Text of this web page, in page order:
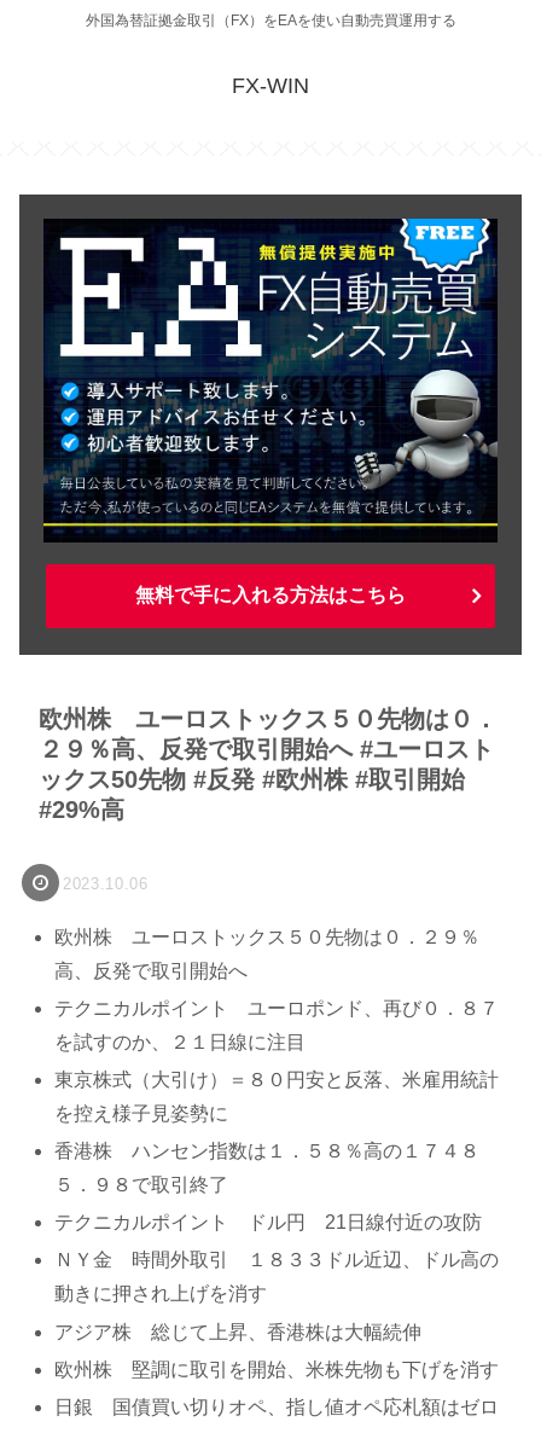
外国為替証拠金取引（FX）をEAを使い自動売買運用する
FX-WIN
無料で手に入れる方法はこちら
欧州株 ユーロストックス５０先物は０．
２９％高、反発で取引開始へ #ユーロスト
ックス50先物 #反発 #欧州株 #取引開始
#29%高
2023.10.06
欧州株 ユーロストックス５０先物は０．２９％
高、反発で取引開始へ
テクニカルポイント ユーロポンド、再び０．８７
を試すのか、２１日線に注目
東京株式（大引け）＝８０円安と反落、米雇用統計
を控え様子見姿勢に
香港株 ハンセン指数は１．５８％高の１７４８
５．９８で取引終了
テクニカルポイント ドル円 21日線付近の攻防
ＮＹ金 時間外取引 １８３３ドル近辺、ドル高の
動きに押され上げを消す
アジア株 総じて上昇、香港株は大幅続伸
欧州株 堅調に取引を開始、米株先物も下げを消す
日銀 国債買い切りオペ、指し値オペ応札額はゼロ